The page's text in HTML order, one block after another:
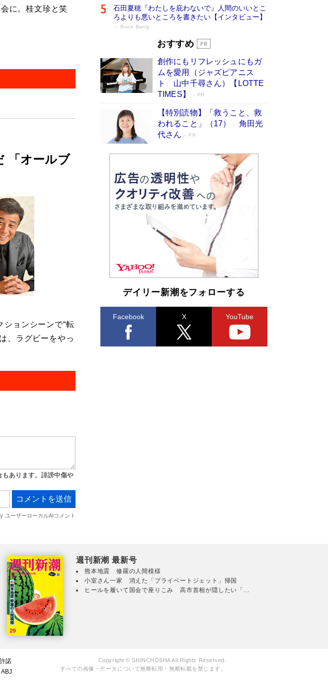
に。桂文珍と笑
「オールブ
ションシーンで“転
、ラグビーをやっ
石田夏穂『わたしを庇わないで』人間のいいとこ
ろよりも悪いところを書きたい【インタビュー】
Book Bang
73歳でも働くしかない 「老後レス時代」
「『火垂るの墓』は、大嘘である」原作者が抱き
続けた“自責の念”とは…「自己憐憫は描きたくな
い」監督が徹底的にこだわったこと（後編） #
Book Bang
「なんで？ そんな馬鹿な……」90歳になった作
家・阿刀田高さんが、ひとり暮らしの生活を明か
す
Book Bang
人々が新たな一歩を踏み出す連作短篇集『海のほ
Book Bang
和田秀樹の70代、80代向け新書がベスト3を独
占 上半期1位にも選出［新書ベストセラー］
Book Bang
おすすめ
創作にもリフレッシュにもガ
ムを愛用（ジャズピアニス
ト 山中千尋さん）【LOTTE
TIMES】
PR
【特別読物】「救うこと、救
われること」（17） 角田光
代さん
PR
デイリー新潮をフォローする
Facebook X YouTube
週刊新潮 最新号
熊本地震 修羅の人間模様
小室さん一家 消えた「プライベートジェット」帰国
ヒールを履いて国会で座りこみ 高市首相が隠したい「...
諾
Copyright © SHINCHOSHA All Rights Reserved.
すべての画像・データについて無断転用・無断転載を禁じます。